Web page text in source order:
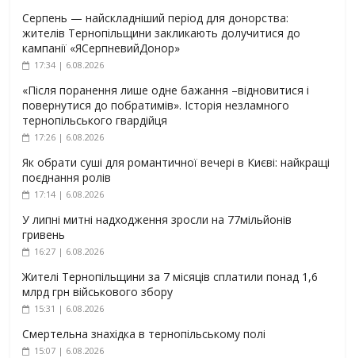
Серпень — найскладніший період для донорства:
жителів Тернопільщини закликають долучитися до
кампанії «ЯСерпневийДонор»
17:34 | 6.08.2026
«Після поранення лише одне бажання –відновитися і
повернутися до побратимів». Історія незламного
тернопільського гвардійця
17:26 | 6.08.2026
Як обрати суші для романтичної вечері в Києві: найкращі
поєднання ролів
17:14 | 6.08.2026
У липні митні надходження зросли на 77мільйонів
гривень
16:27 | 6.08.2026
Жителі Тернопільщини за 7 місяців сплатили понад 1,6
млрд грн військового збору
15:31 | 6.08.2026
Смертельна знахідка в тернопільському полі
15:07 | 6.08.2026